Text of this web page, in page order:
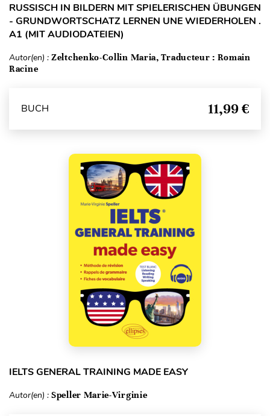
RUSSISCH IN BILDERN MIT SPIELERISCHEN ÜBUNGEN
- GRUNDWORTSCHATZ LERNEN UNE WIEDERHOLEN .
A1 (MIT AUDIODATEIEN)
Autor(en) : Zeltchenko-Collin Maria, Traducteur : Romain
Racine
BUCH 11,99 €
IELTS GENERAL TRAINING MADE EASY
Autor(en) : Speller Marie-Virginie